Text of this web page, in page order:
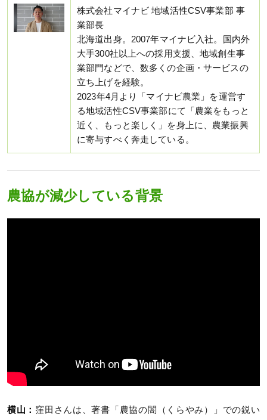
株式会社マイナビ 地域活性CSV事業部 事
業部長
北海道出身。2007年マイナビ入社。国内外
大手300社以上への採用支援、地域創生事
業部門などで、数多くの企画・サービスの
立ち上げを経験。
2023年4月より「マイナビ農業」を運営す
る地域活性CSV事業部にて「農業をもっと
近く、もっと楽しく」を身上に、農業振興
に寄与すべく奔走している。
農協が減少している背景
横山：窪田さんは、著書「農協の闇（くらやみ）」での鋭い